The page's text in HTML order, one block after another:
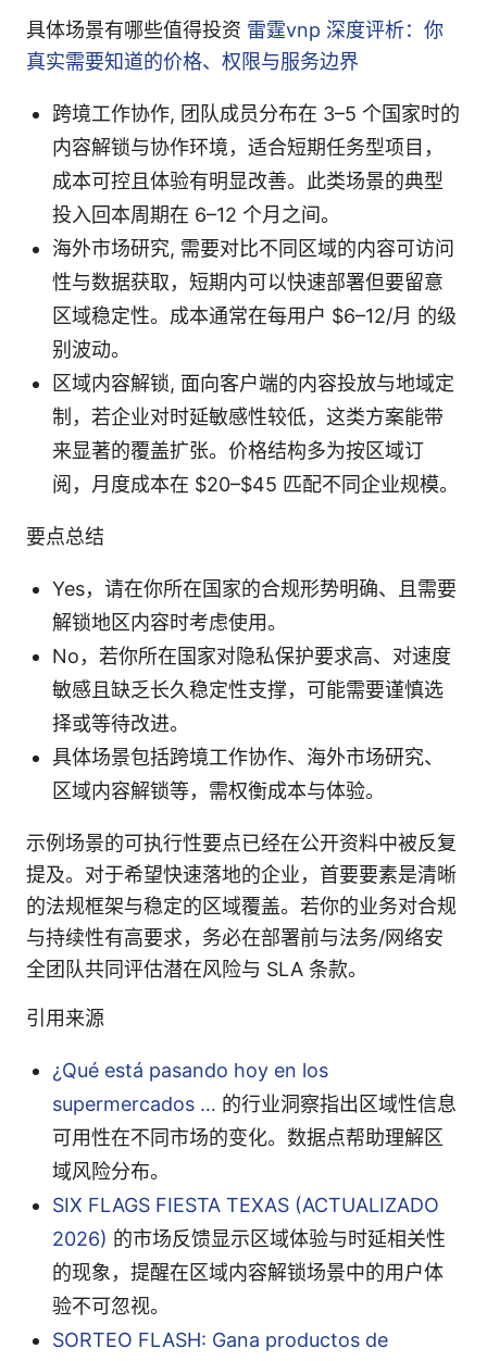
具体场景有哪些值得投资 雷霆vnp 深度评析：你
真实需要知道的价格、权限与服务边界
跨境工作协作, 团队成员分布在 3–5 个国家时的
内容解锁与协作环境，适合短期任务型项目，
成本可控且体验有明显改善。此类场景的典型
投入回本周期在 6–12 个月之间。
海外市场研究, 需要对比不同区域的内容可访问
性与数据获取，短期内可以快速部署但要留意
区域稳定性。成本通常在每用户 $6–12/月 的级
别波动。
区域内容解锁, 面向客户端的内容投放与地域定
制，若企业对时延敏感性较低，这类方案能带
来显著的覆盖扩张。价格结构多为按区域订
阅，月度成本在 $20–$45 匹配不同企业规模。
要点总结
Yes，请在你所在国家的合规形势明确、且需要
解锁地区内容时考虑使用。
No，若你所在国家对隐私保护要求高、对速度
敏感且缺乏长久稳定性支撑，可能需要谨慎选
择或等待改进。
具体场景包括跨境工作协作、海外市场研究、
区域内容解锁等，需权衡成本与体验。
示例场景的可执行性要点已经在公开资料中被反复
提及。对于希望快速落地的企业，首要要素是清晰
的法规框架与稳定的区域覆盖。若你的业务对合规
与持续性有高要求，务必在部署前与法务/网络安
全团队共同评估潜在风险与 SLA 条款。
引用来源
¿Qué está pasando hoy en los
supermercados … 的行业洞察指出区域性信息
可用性在不同市场的变化。数据点帮助理解区
域风险分布。
SIX FLAGS FIESTA TEXAS (ACTUALIZADO
2026) 的市场反馈显示区域体验与时延相关性
的现象，提醒在区域内容解锁场景中的用户体
验不可忽视。
SORTEO FLASH: Gana productos de